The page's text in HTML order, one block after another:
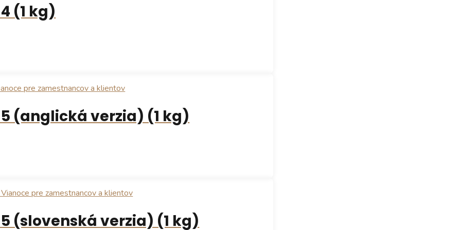
(1 kg)
(anglická verzia) (1 kg)
(slovenská verzia) (1 kg)